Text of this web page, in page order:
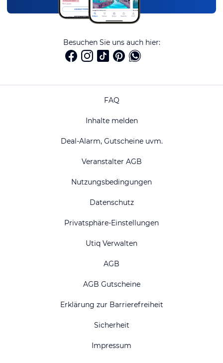
Besuchen Sie uns auch hier:
FAQ
Inhalte melden
Deal-Alarm, Gutscheine uvm.
Veranstalter AGB
Nutzungsbedingungen
Datenschutz
Privatsphäre-Einstellungen
Utiq Verwalten
AGB
AGB Gutscheine
Erklärung zur Barrierefreiheit
Sicherheit
Impressum